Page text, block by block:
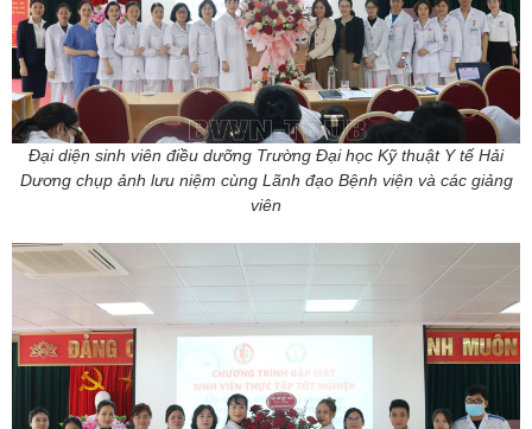
Đại diện sinh viên điều dưỡng Trường Đại học Kỹ thuật Y tế Hải
Dương chụp ảnh lưu niệm cùng Lãnh đạo Bệnh viện và các giảng
viên